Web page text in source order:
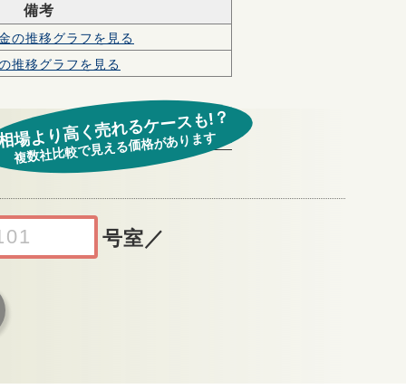
備考
の推移グラフを見る
推移グラフを見る
号室 ／
場より高く売れるケースも!？
複数社比較で見える価格があります